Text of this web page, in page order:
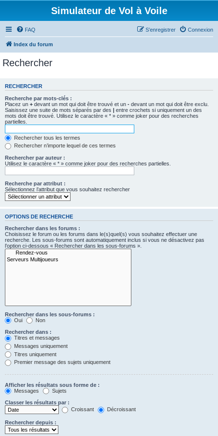
Simulateur de Vol à Voile
FAQ Connexion
S’enregistrer
Index du forum
Rechercher
RECHERCHER
Recherche par mots-clés :
Placez un + devant un mot qui doit être trouvé et un - devant un mot qui doit être exclu.
Saisissez une suite de mots séparés par des | entre crochets si uniquement un des
mots doit être trouvé. Utilisez le caractère « * » comme joker pour des recherches
partielles.
Rechercher tous les termes
Rechercher n’importe lequel de ces termes
Rechercher par auteur :
Utilisez le caractère « * » comme joker pour des recherches partielles.
Recherche par attribut :
Sélectionnez l’attribut que vous souhaitez rechercher
OPTIONS DE RECHERCHE
Rechercher dans les forums :
Choisissez le forum ou les forums dans le(s)quel(s) vous souhaitez effectuer une
recherche. Les sous-forums sont automatiquement inclus si vous ne désactivez pas
l’option ci-dessous « Rechercher dans les sous-forums ».
Rechercher dans les sous-forums :
Oui
Non
Rechercher dans :
Titres et messages
Messages uniquement
Titres uniquement
Premier message des sujets uniquement
Afficher les résultats sous forme de :
Messages
Sujets
Classer les résultats par :
Croissant
Décroissant
Rechercher depuis :